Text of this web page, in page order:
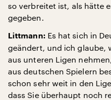
so verbreitet ist, als hätte
gegeben.
Littmann: Es hat sich in
geändert, und ich glaube,
aus unteren Ligen
aus deutschen Spielern
schon sehr weit in den
dass Sie überhaupt noch